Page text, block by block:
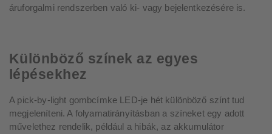
áruforgalmi rendszerben való ki- vagy bejelentkezésére is.
Különböző színek az egyes
lépésekhez
A pick-by-light gombcímke LED-je hét különböző színt tud
megjeleníteni. A folyamatirányításban a színeket egy adott
művelethez rendelik, például a hibák, az akkumulátor